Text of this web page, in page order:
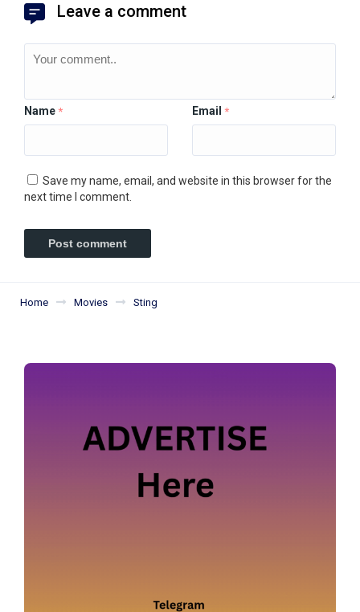
Leave a comment
Name * Email *
Save my name, email, and website in this browser for the
next time I comment.
Home Movies Sting